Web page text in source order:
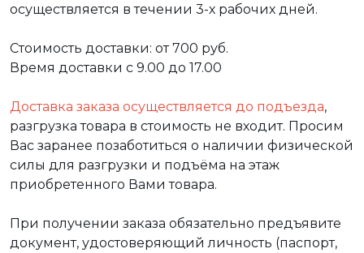
осуществляется в течении 3-х рабочих дней.
Стоимость доставки: от 700 руб.
Время доставки с 9.00 до 17.00
Доставка заказа осуществляется до подъезда,
разгрузка товара в стоимость не входит. Просим
Вас заранее позаботиться о наличии физической
силы для разгрузки и подъёма на этаж
приобретенного Вами товара.
При получении заказа обязательно предъявите
документ, удостоверяющий личность (паспорт,